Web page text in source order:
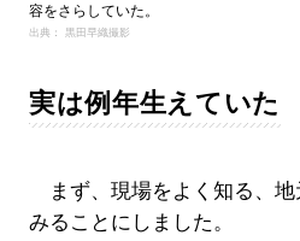
容をさらしていた。
出典： 黒田早織撮影
実は例年生えていた
まず、現場をよく知る、地
みることにしました。